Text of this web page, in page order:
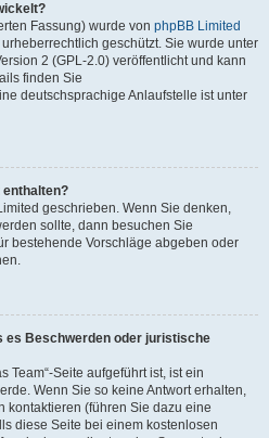
Fassung) wurde von phpBB Limited
geschützt. Sie wurde unter
2 (GPL-2.0) veröffentlicht und kann
finden Sie
deutschsprachige Anlaufstelle ist unter
geschrieben. Wenn Sie denken,
sollte, dann besuchen Sie
bestehende Vorschläge abgeben oder
es Beschwerden oder juristische
Team“-Seite aufgeführt ist, ist ein
Wenn Sie so keine Antwort erhalten,
kontaktieren (führen Sie dazu eine
diese Seite bei einem kostenlosen